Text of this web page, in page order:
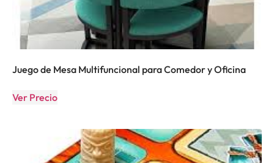
Juego de Mesa Multifuncional para Comedor y Oficina
Ver Precio